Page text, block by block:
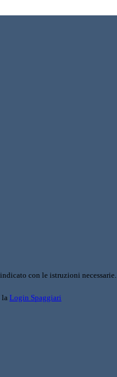
con le istruzioni necessarie.
la Login Spaggiari